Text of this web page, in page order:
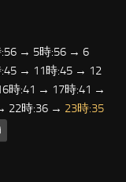
→ 5時:56 → 6
→ 11時:45 → 12
時:41 → 17時:41 →
22時:36 → 23時:35